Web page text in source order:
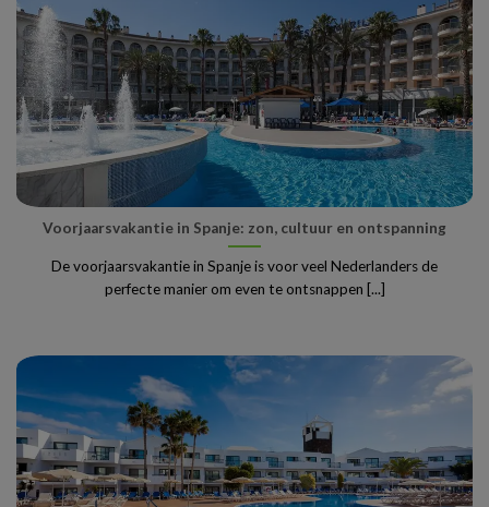
Voorjaarsvakantie in Spanje: zon, cultuur en ontspanning
De voorjaarsvakantie in Spanje is voor veel Nederlanders de
perfecte manier om even te ontsnappen [...]